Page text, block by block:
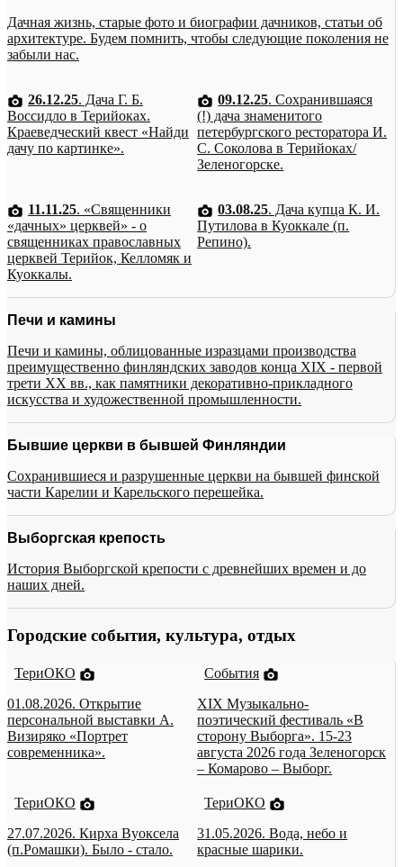
Дачная жизнь, старые фото и биографии дачников, статьи об
архитектуре. Будем помнить, чтобы следующие поколения не
забыли нас.
26.12.25. Дача Г. Б.
Воссидло в Терийоках.
Краеведческий квест «Найди
дачу по картинке».
09.12.25. Сохранившаяся
(!) дача знаменитого
петербургского ресторатора И.
С. Соколова в Терийоках/
Зеленогорске.
11.11.25. «Священники
«дачных» церквей» - о
священниках православных
церквей Терийок, Келломяк и
Куоккалы.
03.08.25. Дача купца К. И.
Путилова в Куоккале (п.
Репино).
Печи и камины
Печи и камины, облицованные изразцами производства
преимущественно финляндских заводов конца XIX - первой
трети XX вв., как памятники декоративно-прикладного
искусства и художественной промышленности.
Бывшие церкви в бывшей Финляндии
Сохранившиеся и разрушенные церкви на бывшей финской
части Карелии и Карельского перешейка.
Выборгская крепость
История Выборгской крепости с древнейших времен и до
наших дней.
Городские события, культура, отдых
ТериОКО
01.08.2026. Открытие
персональной выставки А.
Визиряко «Портрет
современника».
События
XIX Музыкально-
поэтический фестиваль «В
сторону Выборга». 15-23
августа 2026 года Зеленогорск
– Комарово – Выборг.
ТериОКО
27.07.2026. Кирха Вуоксела
(п.Ромашки). Было - стало.
ТериОКО
31.05.2026. Вода, небо и
красные шарики.